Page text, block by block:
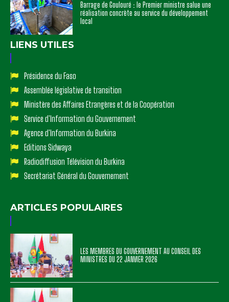
Barrage de Goulouré : le Premier ministre salue une
réalisation concrète au service du développement
local
LIENS UTILES
Présidence du Faso
Assemblée législative de transition
Ministère des Affaires Etrangères et de la Coopération
Service d'Information du Gouvernement
Agence d'Information du Burkina
Editions Sidwaya
Radiodiffusion Télévision du Burkina
Secrétariat Général du Gouvernement
ARTICLES POPULAIRES
LES MEMBRES DU GOUVERNEMENT AU CONSEIL DES
MINISTRES DU 22 JANVIER 2026